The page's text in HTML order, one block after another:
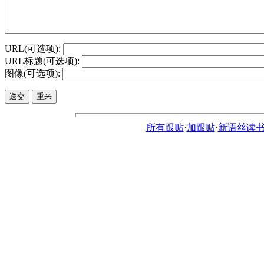
URL(可选项):
URL标题(可选项):
图像(可选项):
所有跟贴·加跟贴·新语丝读